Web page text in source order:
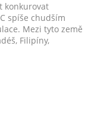
konkurovat
spíše chudším
Mezi tyto země
Filipíny,